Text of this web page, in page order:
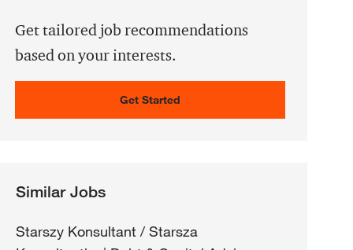
Get tailored job recommendations
based on your interests.
Get Started
Similar Jobs
Starszy Konsultant / Starsza